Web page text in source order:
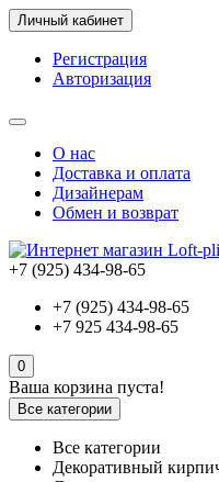
Личный кабинет
Регистрация
Авторизация
О нас
Доставка и оплата
Дизайнерам
Обмен и возврат
+7 (925) 434-98-65
+7 (925) 434-98-65
+7 925 434-98-65
0
Ваша корзина пуста!
Все категории
Все категории
Декоративный